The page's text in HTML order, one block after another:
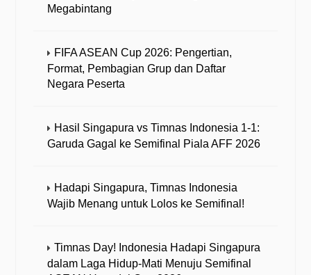
Megabintang
FIFA ASEAN Cup 2026: Pengertian,
Format, Pembagian Grup dan Daftar
Negara Peserta
Hasil Singapura vs Timnas Indonesia 1-1:
Garuda Gagal ke Semifinal Piala AFF 2026
Hadapi Singapura, Timnas Indonesia
Wajib Menang untuk Lolos ke Semifinal!
Timnas Day! Indonesia Hadapi Singapura
dalam Laga Hidup-Mati Menuju Semifinal